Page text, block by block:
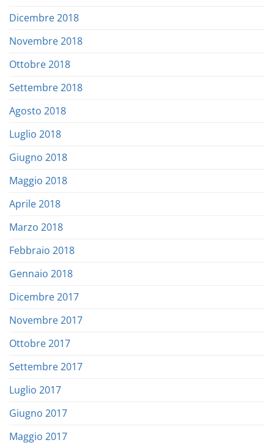
Dicembre 2018
Novembre 2018
Ottobre 2018
Settembre 2018
Agosto 2018
Luglio 2018
Giugno 2018
Maggio 2018
Aprile 2018
Marzo 2018
Febbraio 2018
Gennaio 2018
Dicembre 2017
Novembre 2017
Ottobre 2017
Settembre 2017
Luglio 2017
Giugno 2017
Maggio 2017